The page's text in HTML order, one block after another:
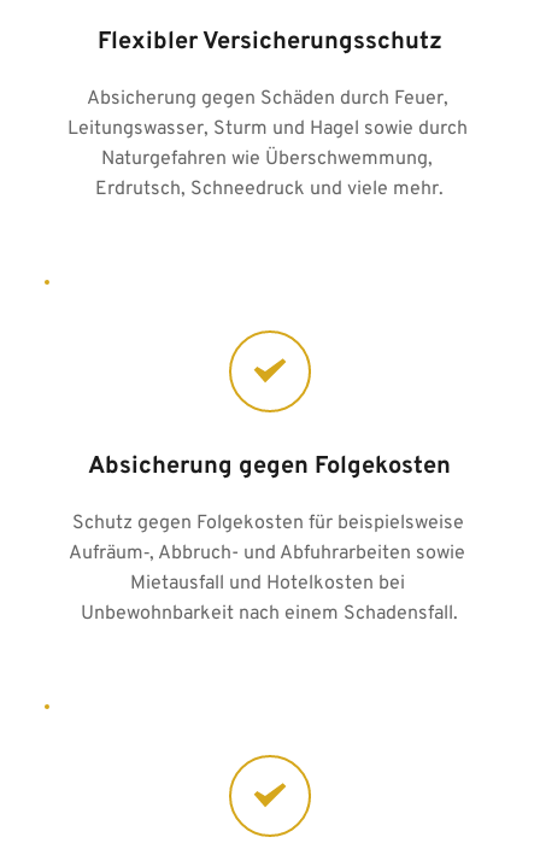
Flexibler Versicherungsschutz
Absicherung gegen Schäden durch Feuer,
Leitungswasser, Sturm und Hagel sowie durch
Naturgefahren wie Überschwemmung,
Erdrutsch, Schneedruck und viele mehr.
Absicherung gegen Folgekosten
Schutz gegen Folgekosten für beispielsweise
Aufräum‑, Abbruch- und Abfuhrarbeiten sowie
Mietausfall und Hotelkosten bei
Unbewohnbarkeit nach einem Schadensfall.